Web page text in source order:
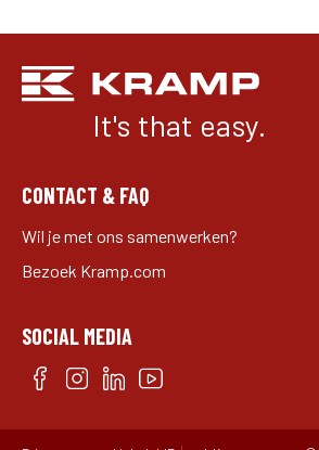
It's that easy.
CONTACT & FAQ
Wil je met ons samenwerken?
Bezoek Kramp.com
SOCIAL MEDIA